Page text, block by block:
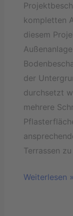
kompletten
diesem
der
durchsetzt
mehrere
Terrassen
Weiterlesen »